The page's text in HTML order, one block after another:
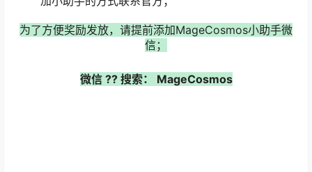
为了方便奖励发放，请提前添加MageCosmos小助手微
信；
微信 ?? 搜索： MageCosmos